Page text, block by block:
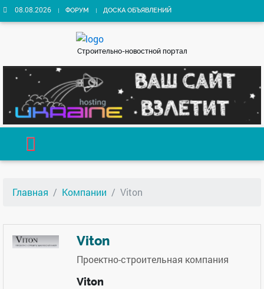
08.08.2026 ФОРУМ ДОСКА ОБЪЯВЛЕНИЙ
Строительно-новостной портал
Главная Компании Viton
Viton
Проектно-строительная компания
Viton